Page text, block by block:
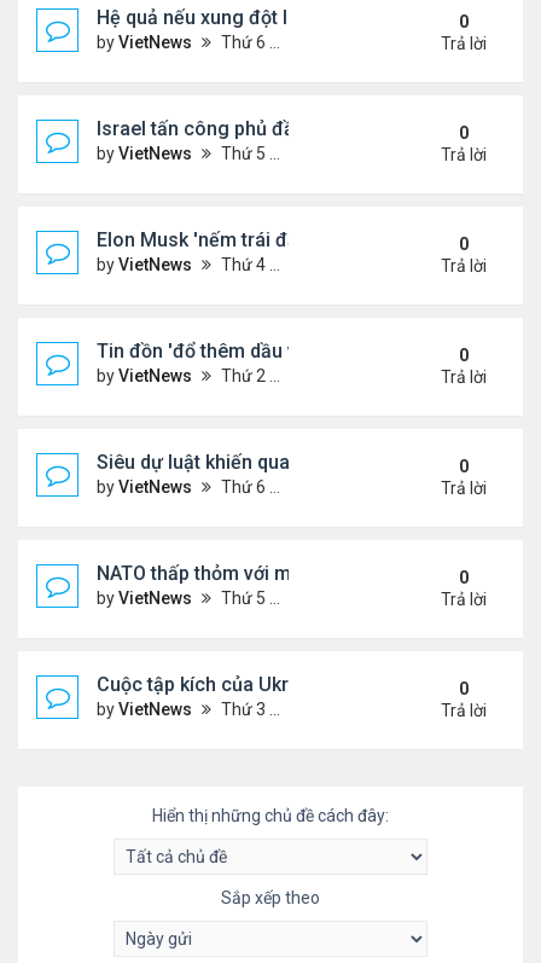
Hệ quả nếu xung đột Israel - Iran lan rộng
byVietNews Thứ 6 Tháng 6 13, 2025 5:24 pm
0
Trả lời
Israel tấn công phủ đầu Iran
byVietNews Thứ 5 Tháng 6 12, 2025 5:28 pm
0
Trả lời
Elon Musk 'nếm trái đắng' khi rạn nứt với ông
byVietNews Thứ 4 Tháng 6 11, 2025 5:53 pm
0
Trả lời
Tin đồn 'đổ thêm dầu vào lửa' biểu tình ở Los
byVietNews Thứ 2 Tháng 6 09, 2025 5:54 pm
0
Trả lời
Siêu dự luật khiến quan hệ Trump - Musk tan vỡ
byVietNews Thứ 6 Tháng 6 06, 2025 4:57 pm
0
Trả lời
NATO thấp thỏm với mối đe dọa từ drone sát thủ
byVietNews Thứ 5 Tháng 6 05, 2025 5:51 pm
0
Trả lời
Cuộc tập kích của Ukraine khó làm suy yếu 'mưa
byVietNews Thứ 3 Tháng 6 03, 2025 5:55 pm
0
Trả lời
Hiển thị những chủ đề cách đây:
Sắp xếp theo